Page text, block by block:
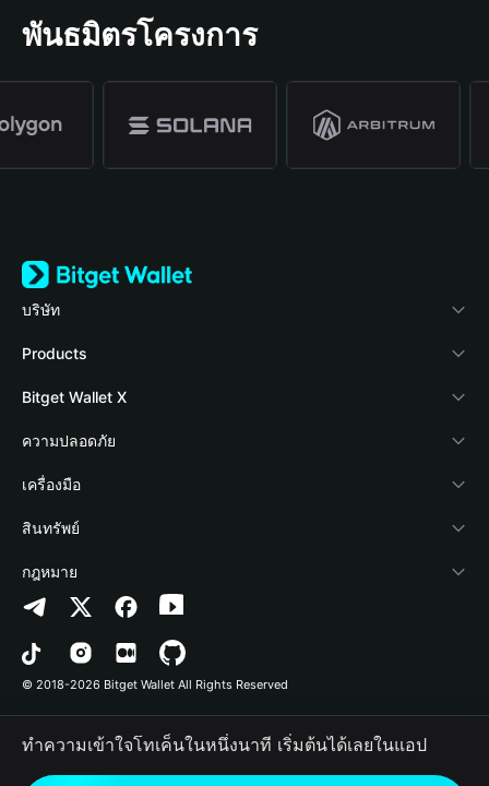
พันธมิตรโครงการ
บริษัท
เกี่ยวกับ Bitget Wallet
Blog
Academy
ข่าวสารด้านคริปโต
ศูนย์ช่วยเหลือ
ติดต่อเรา
ทรัพยากรข้อมูลของแบรนด์
อาชีพ
Products
Crypto Card
Stablecoin Earn
Payfi Crypto
Crypto Swap API
Altcoin Season Index
Prediction Markets
DApp
RWA
Bitget Wallet X
นักพัฒนา
เชื่อมต่อ Wallet
Bitget Wallet Pay
ลิสต์โปรเจกต์
ความปลอดภัย
Protection Fund
เทคโนโลยีความปลอดภัย
เครื่องมือ
ซื้อคริปโต
การตรวจจับการอนุญาต
การตรวจจับสัญญา
การโอนเป็นชุด
สินทรัพย์
Arbitrum
Avalanche
Bitcoin
Polygon
กฎหมาย
นโยบายความเป็นส่วนตัว
ข้อตกลงในการใช้บริการ
© 2018-2026 Bitget Wallet All Rights Reserved
ทำความเข้าใจโทเค็นในหนึ่งนาที เริ่มต้นได้เลยในแอป